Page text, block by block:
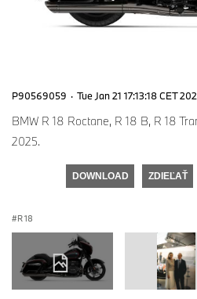
P90569059 · Tue Jan 21 17:13:18 CET
BMW R 18 Roctane, R 18 B, R 18
2025.
DOWNLOAD ZDIEĽAŤ
R 18